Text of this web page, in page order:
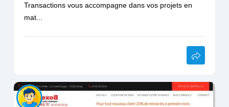
Transactions vous accompagne dans vos projets en
mat...